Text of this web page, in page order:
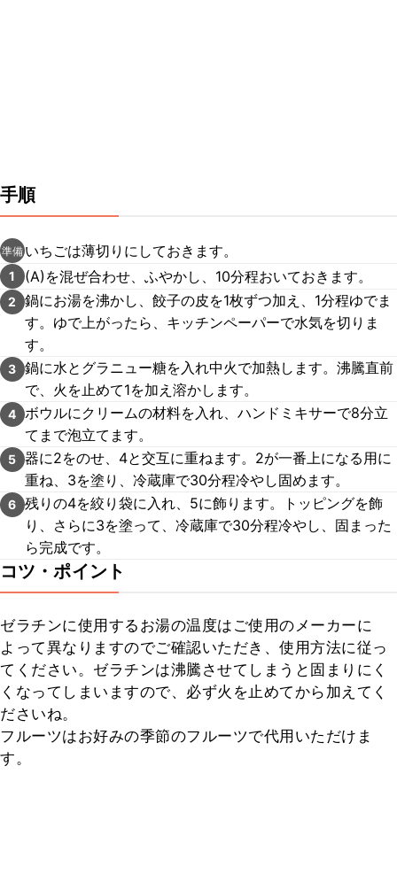
手順
準備 いちごは薄切りにしておきます。
1 (A)を混ぜ合わせ、ふやかし、10分程おいておきます。
2
鍋にお湯を沸かし、餃子の皮を1枚ずつ加え、1分程ゆでま
す。ゆで上がったら、キッチンペーパーで水気を切りま
す。
3 鍋に水とグラニュー糖を入れ中火で加熱します。沸騰直前
で、火を止めて1を加え溶かします。
4 ボウルにクリームの材料を入れ、ハンドミキサーで8分立
てまで泡立てます。
5 器に2をのせ、4と交互に重ねます。2が一番上になる用に
重ね、3を塗り、冷蔵庫で30分程冷やし固めます。
6 残りの4を絞り袋に入れ、5に飾ります。トッピングを飾
り、さらに3を塗って、冷蔵庫で30分程冷やし、固まった
ら完成です。
コツ・ポイント
ゼラチンに使用するお湯の温度はご使用のメーカーに
よって異なりますのでご確認いただき、使用方法に従っ
てください。ゼラチンは沸騰させてしまうと固まりにく
くなってしまいますので、必ず火を止めてから加えてく
ださいね。
フルーツはお好みの季節のフルーツで代用いただけま
す。